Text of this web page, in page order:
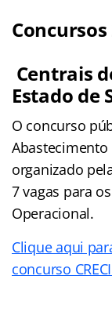
Centrais
Estado de
O concurso
Abastecimento
organizado
7 vagas para
Operacional.
Clique aqui
concurso